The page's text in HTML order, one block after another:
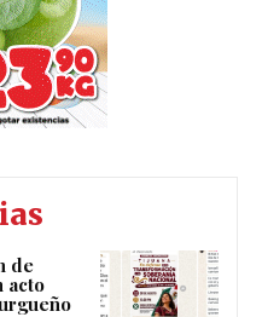
de
acto